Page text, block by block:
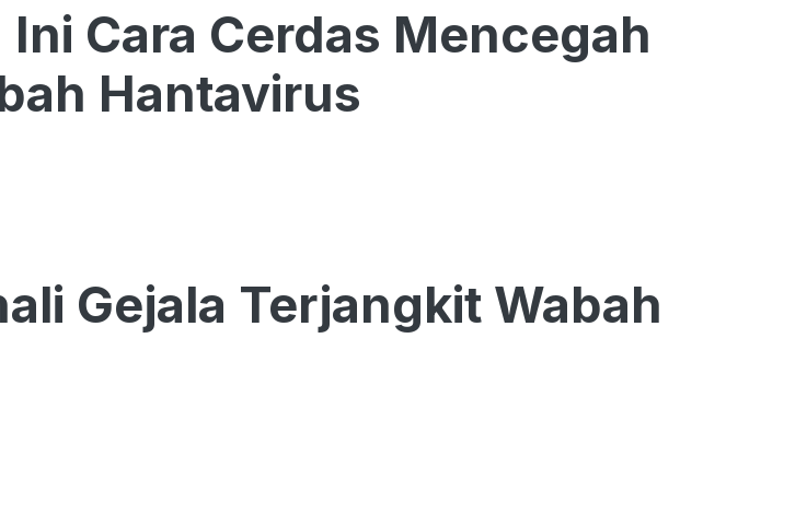
Cara Cerdas Mencegah
Hantavirus
Gejala Terjangkit Wabah